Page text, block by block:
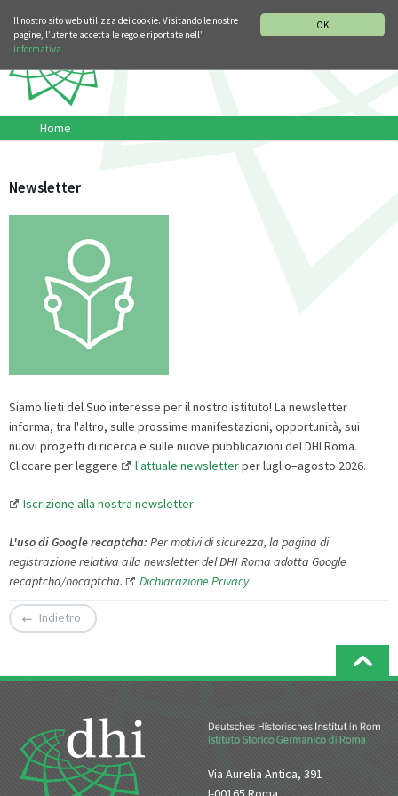
OK
Il nostro sito web utilizza dei cookie. Visitando le nostre
pagine, l’utente accetta le regole riportate nell’
informativa.
Home
Newsletter
Siamo lieti del Suo interesse per il nostro istituto! La newsletter
informa, tra l'altro, sulle prossime manifestazioni, opportunità, sui
nuovi progetti di ricerca e sulle nuove pubblicazioni del DHI Roma.
Cliccare per leggere
l'attuale newsletterper luglio–agosto 2026.
Iscrizione alla nostra newsletter
L'usodiGooglerecaptcha: Per motivi di sicurezza, la pagina di
registrazione relativa alla newsletter del DHI Roma adotta Google
recaptcha/nocaptcha.
Dichiarazione Privacy
Indietro
Via Aurelia Antica, 391